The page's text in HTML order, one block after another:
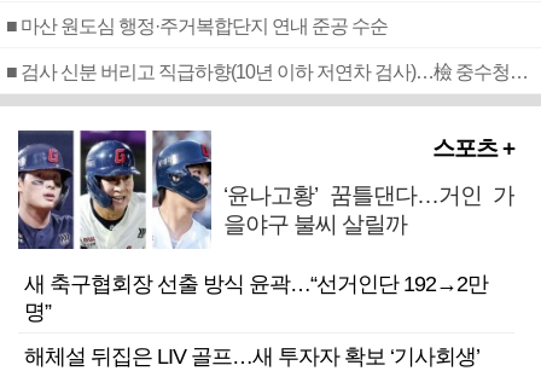
■ 마산 원도심 행정·주거복합단지 연내 준공 수순
■ 검사 신분 버리고 직급하향(10년 이하 저연차 검사)…檢 중수청행 기피
스포츠 +
‘윤나고황’ 꿈틀댄다…거인 가
을야구 불씨 살릴까
새 축구협회장 선출 방식 윤곽…“선거인단 192→2만
명”
해체설 뒤집은 LIV 골프…새 투자자 확보 ‘기사회생’